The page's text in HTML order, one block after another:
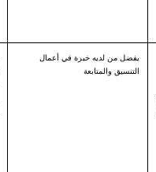
يفضل من لديه خبرة في أعمال
التنسيق والمتابعة